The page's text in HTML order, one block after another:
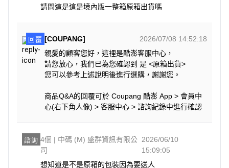
請問這是這是境內版一整箱原箱出貨嗎
回覆 [COUPANG]
2026/07/08 14:52:18
親愛的顧客您好，這裡是酷澎客服中心，
請您放心，我們已為您確認到 是 <原箱出貨>
您可以參考上述說明後進行選購，謝謝您。
商品Q&A的回覆可於 Coupang 酷澎 App > 會員中
心(右下角人像) > 客服中心 > 諮詢紀錄中進行確認
諮詢 4個 | 中碼 (M) 盛群資訊有限公
司
2026/06/10
15:09:05
想知道是不是原箱的包裝因為要送人